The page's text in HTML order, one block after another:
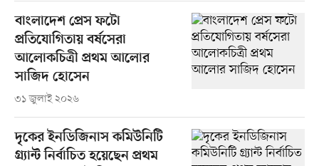
বাংলাদেশ প্রেস ফটো
প্রতিযোগিতায় বর্ষসেরা
আলোকচিত্রী প্রথম আলোর
সাজিদ হোসেন
৩১ জুলাই ২০২৬
দৃকের ইনডিজিনাস কমিউনিটি
গ্র্যান্ট নির্বাচিত হয়েছেন প্রথম